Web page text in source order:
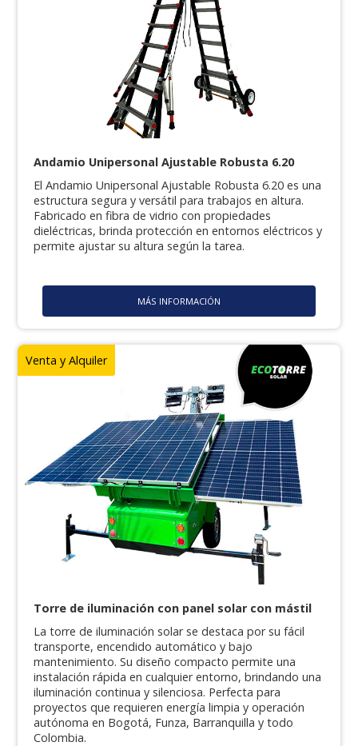
Andamio Unipersonal Ajustable Robusta 6.20
El Andamio Unipersonal Ajustable Robusta 6.20 es una
estructura segura y versátil para trabajos en altura.
Fabricado en fibra de vidrio con propiedades
dieléctricas, brinda protección en entornos eléctricos y
permite ajustar su altura según la tarea.
MÁS INFORMACIÓN
Venta y Alquiler
Torre de iluminación con panel solar con mástil
La torre de iluminación solar se destaca por su fácil
transporte, encendido automático y bajo
mantenimiento. Su diseño compacto permite una
instalación rápida en cualquier entorno, brindando una
iluminación continua y silenciosa. Perfecta para
proyectos que requieren energía limpia y operación
autónoma en Bogotá, Funza, Barranquilla y todo
Colombia.